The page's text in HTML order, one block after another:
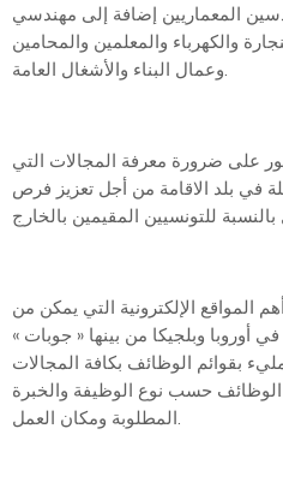
المعماريين إضافة إلى مهندسي
والكهرباء والمعلمين والمحامين
وعمال البناء والأشغال العامة.
على ضرورة معرفة المجالات التي
في بلد الاقامة من أجل تعزيز فرص
المواقع الإلكترونية التي يمكن من
وبلجيكا من بينها « جوبات »
بقوائم الوظائف بكافة المجالات
الوظائف حسب نوع الوظيفة والخبرة
المطلوبة ومكان العمل.